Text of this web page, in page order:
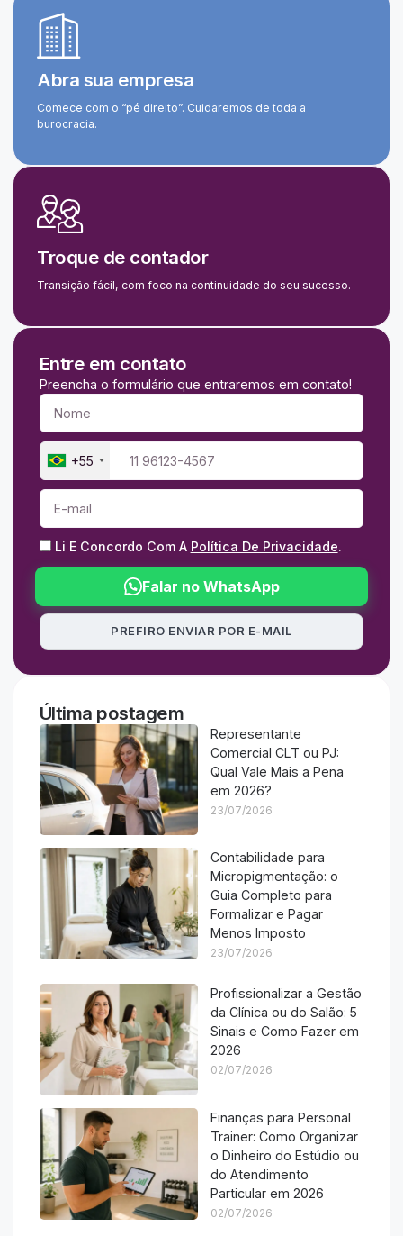
Abra sua empresa
Comece com o “pé direito”. Cuidaremos de toda a
burocracia.
Troque de contador
Transição fácil, com foco na continuidade do seu sucesso.
Entre em contato
Preencha o formulário que entraremos em contato!
+55
Li E Concordo Com A Política De Privacidade.
Falar no WhatsApp
PREFIRO ENVIAR POR E-MAIL
Última postagem
Representante
Comercial CLT ou PJ:
Qual Vale Mais a Pena
em 2026?
23/07/2026
Contabilidade para
Micropigmentação: o
Guia Completo para
Formalizar e Pagar
Menos Imposto
23/07/2026
Profissionalizar a Gestão
da Clínica ou do Salão: 5
Sinais e Como Fazer em
2026
02/07/2026
Finanças para Personal
Trainer: Como Organizar
o Dinheiro do Estúdio ou
do Atendimento
Particular em 2026
02/07/2026